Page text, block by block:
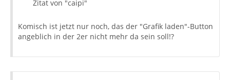
Zitat von "caipi"
Komisch ist jetzt nur noch, das der "Grafik laden"-Button
angeblich in der 2er nicht mehr da sein soll!?